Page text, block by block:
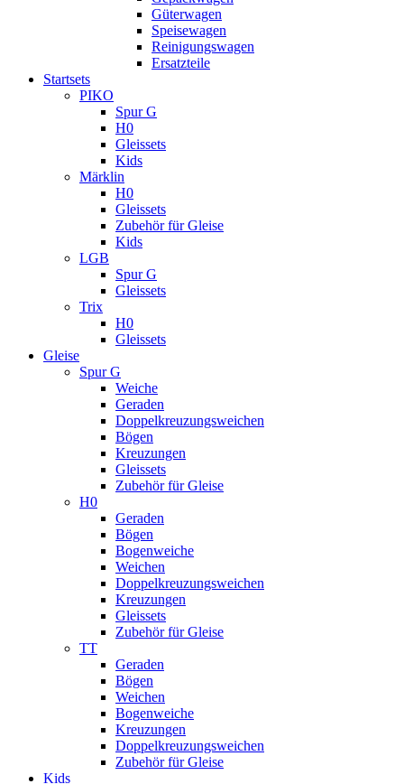
Güterwagen
Speisewagen
Reinigungswagen
Ersatzteile
Startsets
PIKO
Spur G
H0
Gleissets
Kids
Märklin
H0
Gleissets
Zubehör für Gleise
Kids
LGB
Spur G
Gleissets
Trix
H0
Gleissets
Gleise
Spur G
Weiche
Geraden
Doppelkreuzungsweichen
Bögen
Kreuzungen
Gleissets
Zubehör für Gleise
H0
Geraden
Bögen
Bogenweiche
Weichen
Doppelkreuzungsweichen
Kreuzungen
Gleissets
Zubehör für Gleise
TT
Geraden
Bögen
Weichen
Bogenweiche
Kreuzungen
Doppelkreuzungsweichen
Zubehör für Gleise
Kids